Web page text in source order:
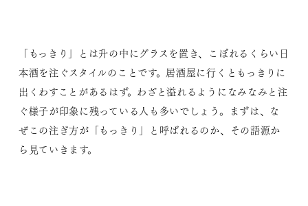
「もっきり」とは升の中にグラスを置き、こぼれるくらい日
本酒を注ぐスタイルのことです。居酒屋に行くともっきりに
出くわすことがあるはず。わざと溢れるようになみなみと注
ぐ様子が印象に残っている人も多いでしょう。まずは、な
ぜこの注ぎ方が「もっきり」と呼ばれるのか、その語源か
ら見ていきます。